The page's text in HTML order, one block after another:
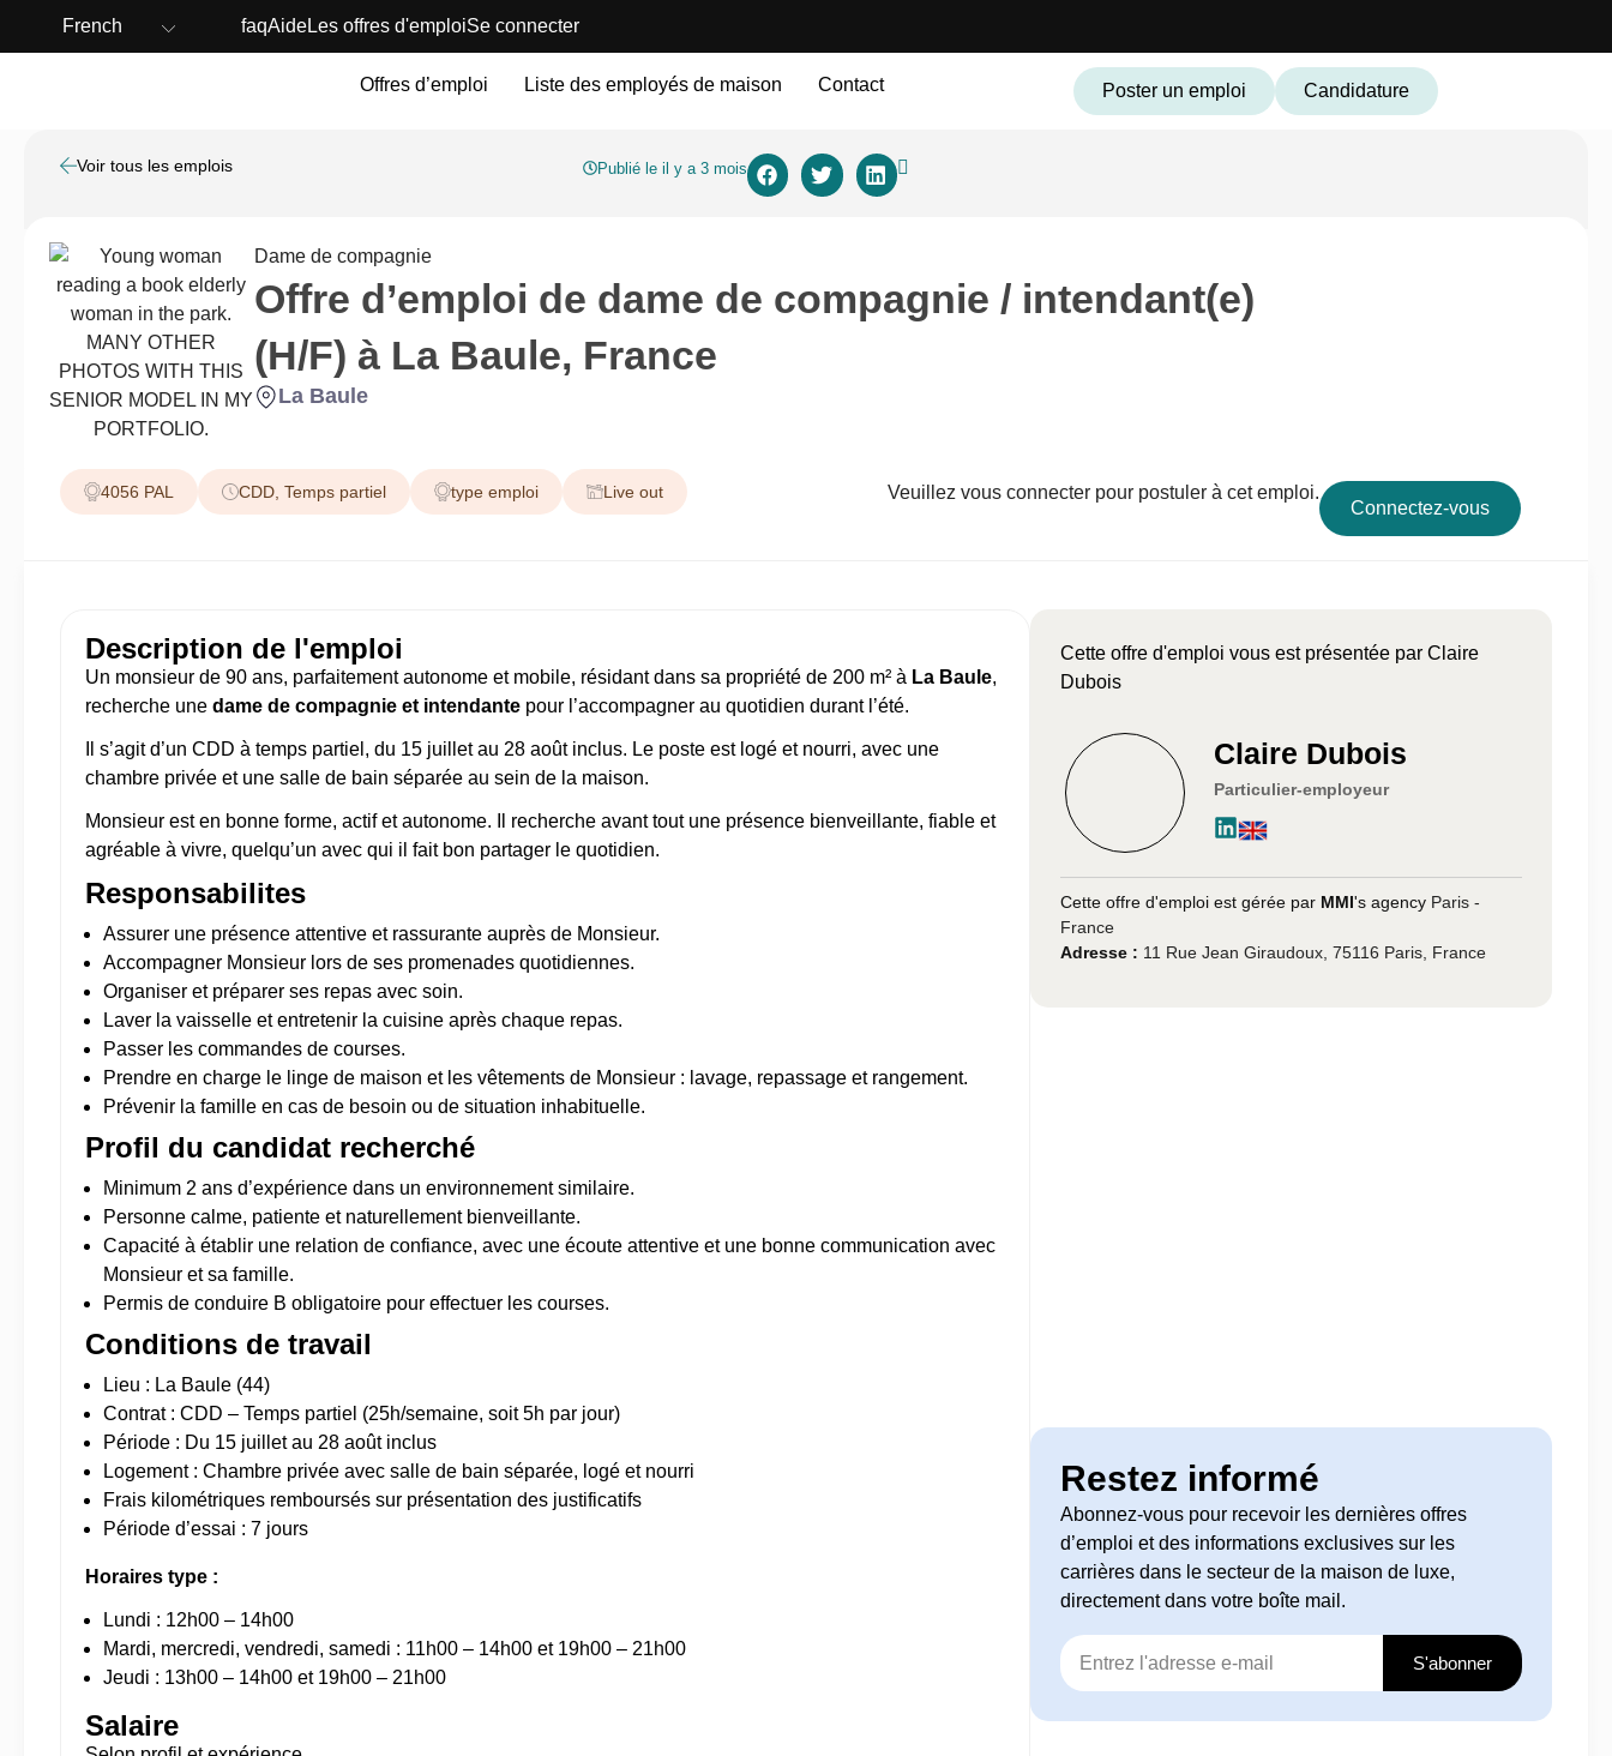
French faqAideLes offres d'emploiSe connecter
Offres d’emploi Liste des employés de maison Contact Poster un emploi Candidature
Voir tous les emplois Publié le il y a 3 mois
Dame de compagnie
Offre d’emploi de dame de compagnie / intendant(e)
(H/F) à La Baule, France
La Baule
4056 PAL CDD Temps partiel type emploi Live out Veuillez vous connecter pour postuler à cet emploi.
Connectez-vous
Description de l'emploi
Un monsieur de 90 ans, parfaitement autonome et mobile, résidant dans sa propriété de 200 m² à La Baule,
recherche une dame de compagnie et intendante pour l’accompagner au quotidien durant l’été.
Il s’agit d’un CDD à temps partiel, du 15 juillet au 28 août inclus. Le poste est logé et nourri, avec une
chambre privée et une salle de bain séparée au sein de la maison.
Monsieur est en bonne forme, actif et autonome. Il recherche avant tout une présence bienveillante, fiable et
agréable à vivre, quelqu’un avec qui il fait bon partager le quotidien.
Responsabilites
Assurer une présence attentive et rassurante auprès de Monsieur.
Accompagner Monsieur lors de ses promenades quotidiennes.
Organiser et préparer ses repas avec soin.
Laver la vaisselle et entretenir la cuisine après chaque repas.
Passer les commandes de courses.
Prendre en charge le linge de maison et les vêtements de Monsieur : lavage, repassage et rangement.
Prévenir la famille en cas de besoin ou de situation inhabituelle.
Profil du candidat recherché
Minimum 2 ans d’expérience dans un environnement similaire.
Personne calme, patiente et naturellement bienveillante.
Capacité à établir une relation de confiance, avec une écoute attentive et une bonne communication avec
Monsieur et sa famille.
Permis de conduire B obligatoire pour effectuer les courses.
Conditions de travail
Lieu : La Baule (44)
Contrat : CDD – Temps partiel (25h/semaine, soit 5h par jour)
Période : Du 15 juillet au 28 août inclus
Logement : Chambre privée avec salle de bain séparée, logé et nourri
Frais kilométriques remboursés sur présentation des justificatifs
Période d’essai : 7 jours
Horaires type :
Lundi : 12h00 – 14h00
Mardi, mercredi, vendredi, samedi : 11h00 – 14h00 et 19h00 – 21h00
Jeudi : 13h00 – 14h00 et 19h00 – 21h00
Salaire
Cette offre d'emploi vous est présentée par Claire
Dubois
Claire Dubois
Particulier-employeur
Cette offre d'emploi est gérée par MMI's agencyParis -
France
Adresse : 11 Rue Jean Giraudoux, 75116 Paris, France
Restez informé
Abonnez-vous pour recevoir les dernières offres
d’emploi et des informations exclusives sur les
carrières dans le secteur de la maison de luxe,
directement dans votre boîte mail.
S'abonner